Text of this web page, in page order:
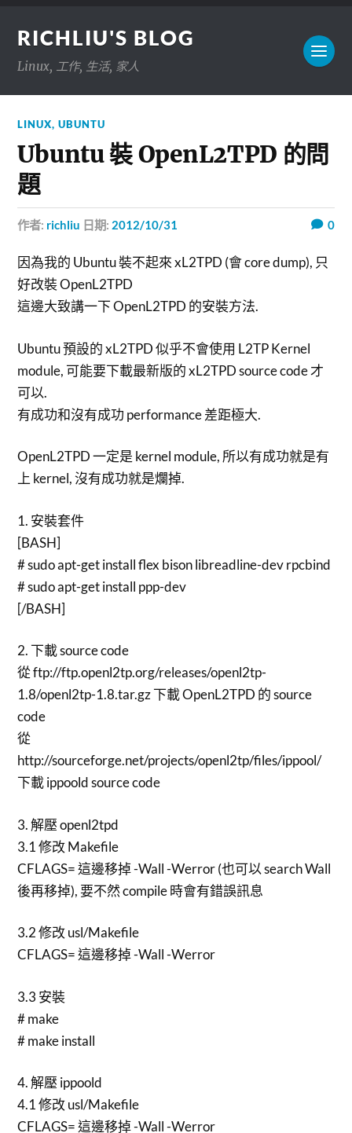
RICHLIU'S BLOG
Linux, 工作, 生活, 家人
LINUX,UBUNTU
Ubuntu 裝 OpenL2TPD 的問
題
作者: richliu 日期: 2012/10/31 0
因為我的 Ubuntu 裝不起來 xL2TPD (會 core dump), 只
好改裝 OpenL2TPD
這邊大致講一下 OpenL2TPD 的安裝方法.
Ubuntu 預設的 xL2TPD 似乎不會使用 L2TP Kernel
module, 可能要下載最新版的 xL2TPD source code 才
可以.
有成功和沒有成功 performance 差距極大.
OpenL2TPD 一定是 kernel module, 所以有成功就是有
上 kernel, 沒有成功就是爛掉.
1. 安裝套件
[BASH]
# sudo apt-get install flex bison libreadline-dev rpcbind
# sudo apt-get install ppp-dev
[/BASH]
2. 下載 source code
從 ftp://ftp.openl2tp.org/releases/openl2tp-
1.8/openl2tp-1.8.tar.gz 下載 OpenL2TPD 的 source
code
從
http://sourceforge.net/projects/openl2tp/files/ippool/
下載 ippoold source code
3. 解壓 openl2tpd
3.1 修改 Makefile
CFLAGS= 這邊移掉 -Wall -Werror (也可以 search Wall
後再移掉), 要不然 compile 時會有錯誤訊息
3.2 修改 usl/Makefile
CFLAGS= 這邊移掉 -Wall -Werror
3.3 安裝
# make
# make install
4. 解壓 ippoold
4.1 修改 usl/Makefile
CFLAGS= 這邊移掉 -Wall -Werror